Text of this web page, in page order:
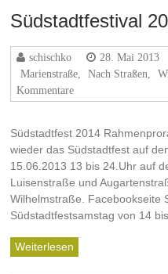
Südstadtfestival
schischko 28. Mai 2013
Marienstraße
Nach Straßen
Kommentare
Südstadtfest 2014
wieder das Südstadtfest auf
15.06.2013 13 bis 24.Uhr auf
Luisenstraße und
Wilhelmstraße. Facebookseite
Südstadtfestsamstag von 14
Weiterlesen